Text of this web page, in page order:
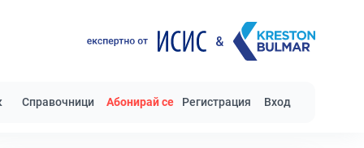
Справочници Абонирай се Регистрация Вход